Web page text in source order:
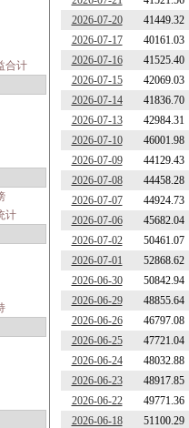
合计
计
2026-07-20
41449.32
2026-07-17
40161.03
2026-07-16
41525.40
2026-07-15
42069.03
2026-07-14
41836.70
2026-07-13
42984.31
2026-07-10
46001.98
2026-07-09
44129.43
2026-07-08
44458.28
2026-07-07
44924.73
2026-07-06
45682.04
2026-07-02
50461.07
2026-07-01
52868.62
2026-06-30
50842.94
2026-06-29
48855.64
2026-06-26
46797.08
2026-06-25
47721.04
2026-06-24
48032.88
2026-06-23
48917.85
2026-06-22
49771.36
2026-06-18
51100.29